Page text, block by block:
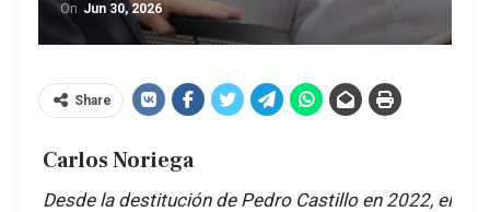
On Jun 30, 2026
Share
Carlos Noriega
Desde la destitución de Pedro Castillo en 2022, el